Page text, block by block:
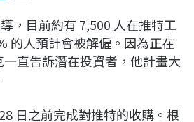
n
k
e
n
p
y
L
k
，目前約有 7,500 人在推特工
的人預計會被解僱。因為正在
直告訴潛在投資者，他計畫大
日之前完成對推特的收購。根